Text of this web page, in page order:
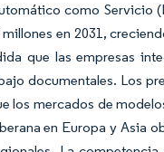
como Servicio
en 2031,
que las empresas
documentales. Los
los mercados de
en Europa y Asia